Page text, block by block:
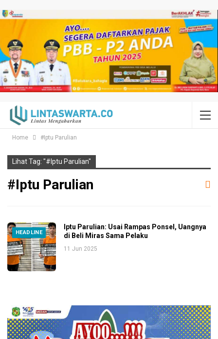
Home #Iptu Parulian
Lihat Tag: "#Iptu Parulian"
#Iptu Parulian
HEADLINE
Iptu Parulian: Usai Rampas Ponsel, Uangnya
di Beli Miras Sama Pelaku
11 Jun 2025